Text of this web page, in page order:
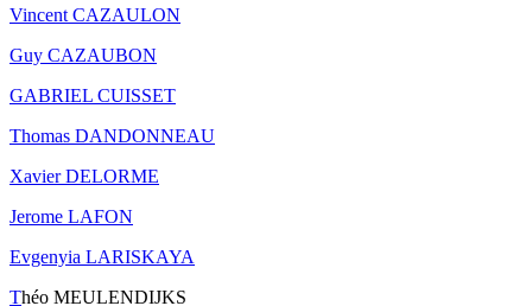
Vincent CAZAULON
Guy CAZAUBON
GABRIEL CUISSET
Thomas DANDONNEAU
Xavier DELORME
Jerome LAFON
Evgenyia LARISKAYA
Théo MEULENDIJKS